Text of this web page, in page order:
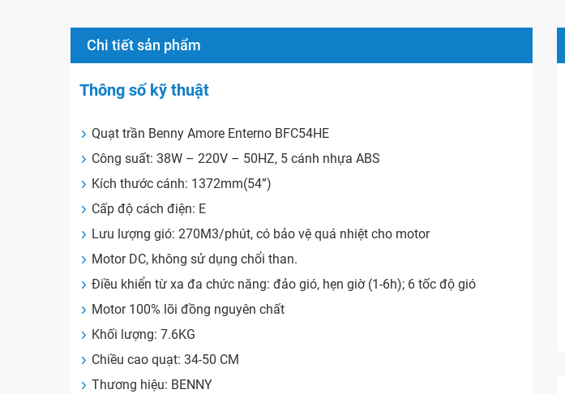
Chi tiết sản phẩm
Thông số kỹ thuật
Quạt trần Benny Amore Enterno BFC54HE
Công suất: 38W – 220V – 50HZ, 5 cánh nhựa ABS
Kích thước cánh: 1372mm(54”)
Cấp độ cách điện: E
Lưu lượng gió: 270M3/phút, có bảo vệ quá nhiệt cho motor
Motor DC, không sử dụng chổi than.
Điều khiển từ xa đa chức năng: đảo gió, hẹn giờ (1-6h); 6 tốc độ gió
Motor 100% lõi đồng nguyên chất
Khối lượng: 7.6KG
Chiều cao quạt: 34-50 CM
Thương hiệu: BENNY